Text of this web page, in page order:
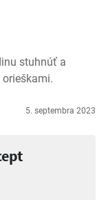
5. septembra 2023